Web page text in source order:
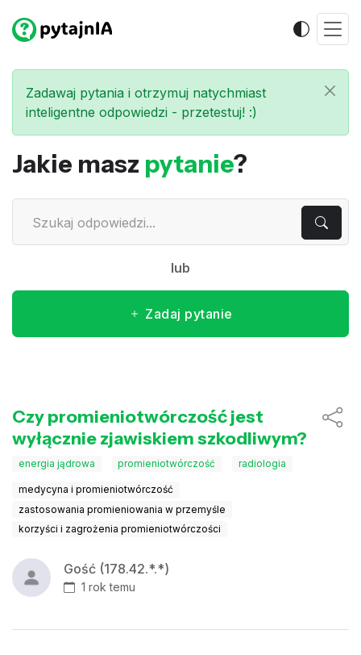
Zadawaj pytania i otrzymuj natychmiast
inteligentne odpowiedzi - przetestuj! :)
Jakie masz pytanie?
lub
Zadaj pytanie
Czy promieniotwórczość jest
wyłącznie zjawiskiem szkodliwym?
energia jądrowa promieniotwórczość radiologia
medycyna i promieniotwórczość
zastosowania promieniowania w przemyśle
korzyści i zagrożenia promieniotwórczości
Gość (178.42.*.*)
1 rok temu